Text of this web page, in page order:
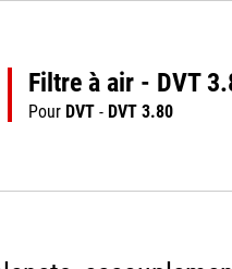
Filtre à air - DVT
Pour DVT - DVT 3.80